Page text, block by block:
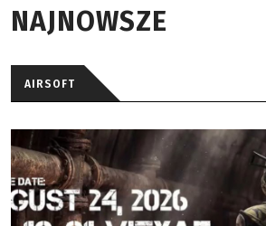
NAJNOWSZE
AIRSOFT